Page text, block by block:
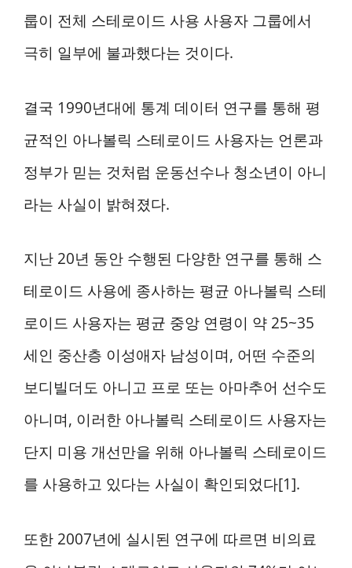
룹이 전체 스테로이드 사용 사용자 그룹에서
극히 일부에 불과했다는 것이다.
결국 1990년대에 통계 데이터 연구를 통해 평
균적인 아나볼릭 스테로이드 사용자는 언론과
정부가 믿는 것처럼 운동선수나 청소년이 아니
라는 사실이 밝혀졌다.
지난 20년 동안 수행된 다양한 연구를 통해 스
테로이드 사용에 종사하는 평균 아나볼릭 스테
로이드 사용자는 평균 중앙 연령이 약 25~35
세인 중산층 이성애자 남성이며, 어떤 수준의
보디빌더도 아니고 프로 또는 아마추어 선수도
아니며, 이러한 아나볼릭 스테로이드 사용자는
단지 미용 개선만을 위해 아나볼릭 스테로이드
를 사용하고 있다는 사실이 확인되었다[1].
또한 2007년에 실시된 연구에 따르면 비의료